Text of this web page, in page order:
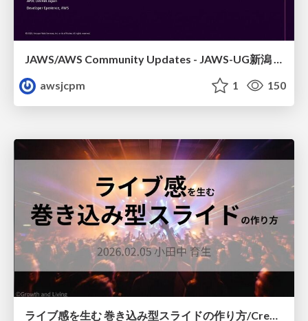
JAWS/AWS Community Updates - JAWS-UG新潟 #29
awsjcpm
1 150
ライブ感を生む 巻き込み型スライドの作り方/Create your slide like a heavy metal concert